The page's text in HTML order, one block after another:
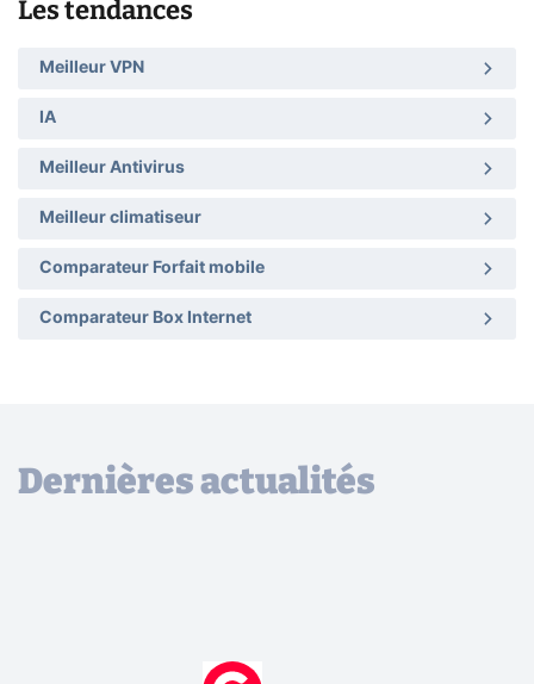
Les tendances
Meilleur VPN
IA
Meilleur Antivirus
Meilleur climatiseur
Comparateur Forfait mobile
Comparateur Box Internet
Dernières actualités